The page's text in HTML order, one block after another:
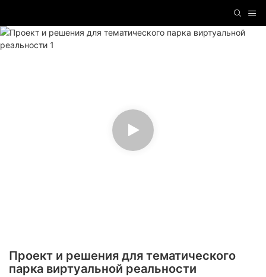
Проект и решения для тематического
парка виртуальной реальности